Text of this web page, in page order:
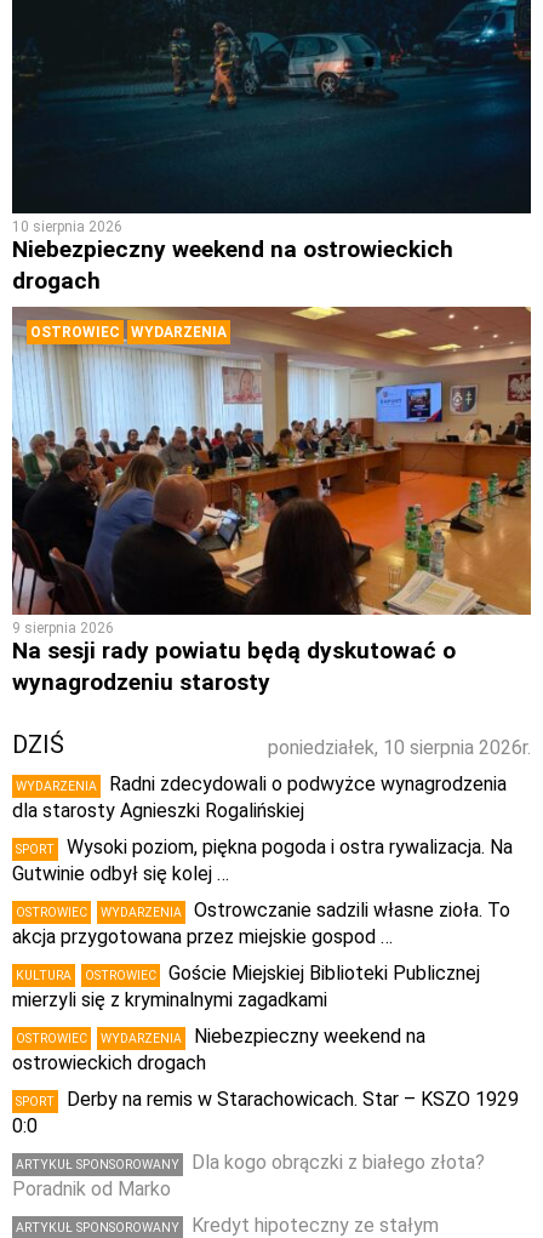
10 sierpnia 2026
Niebezpieczny weekend na ostrowieckich
drogach
OSTROWIEC WYDARZENIA
9 sierpnia 2026
Na sesji rady powiatu będą dyskutować o
wynagrodzeniu starosty
poniedziałek, 10 sierpnia 2026r.
DZIŚ
WYDARZENIA
Radni zdecydowali o podwyżce wynagrodzenia
dla starosty Agnieszki Rogalińskiej
SPORT
Wysoki poziom, piękna pogoda i ostra rywalizacja. Na
Gutwinie odbył się kolej …
OSTROWIEC WYDARZENIA
Ostrowczanie sadzili własne zioła. To
akcja przygotowana przez miejskie gospod …
KULTURA OSTROWIEC
Goście Miejskiej Biblioteki Publicznej
mierzyli się z kryminalnymi zagadkami
OSTROWIEC WYDARZENIA
Niebezpieczny weekend na
ostrowieckich drogach
SPORT
Derby na remis w Starachowicach. Star – KSZO 1929
0:0
ARTYKUŁ SPONSOROWANY
Dla kogo obrączki z białego złota?
Poradnik od Marko
ARTYKUŁ SPONSOROWANY
Kredyt hipoteczny ze stałym